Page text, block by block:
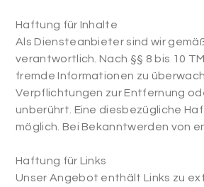
Haftung für Inhalte
Als Diensteanbieter sind wir
verantwortlich. Nach §§ 8 bis 10
fremde Informationen zu
Verpflichtungen zur Entfernung
unberührt. Eine diesbezügliche
möglich. Bei Bekanntwerden von
Haftung für Links
Unser Angebot enthält Links zu